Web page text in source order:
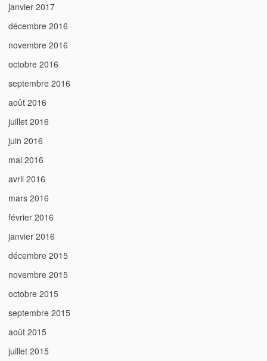
janvier 2017
décembre 2016
novembre 2016
octobre 2016
septembre 2016
août 2016
juillet 2016
juin 2016
mai 2016
avril 2016
mars 2016
février 2016
janvier 2016
décembre 2015
novembre 2015
octobre 2015
septembre 2015
août 2015
juillet 2015